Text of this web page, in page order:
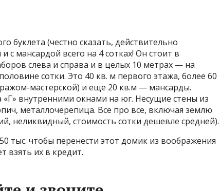
буклета (честно сказать, действительно
с мансардой всего на 4 сотках! Он стоит в
слева и справа и в целых 10 метрах — на
сотки. Это 40 кв. м первого этажа, более 60
мастерской) и еще 20 кв.м — мансарды.
внутренними окнами на юг. Несущие стены из
металлочерепица. Все про все, включая землю
неликвидный, стоимость сотки дешевле средней).
тыс. чтобы перенести этот домик из воображения
взять их в кредит.